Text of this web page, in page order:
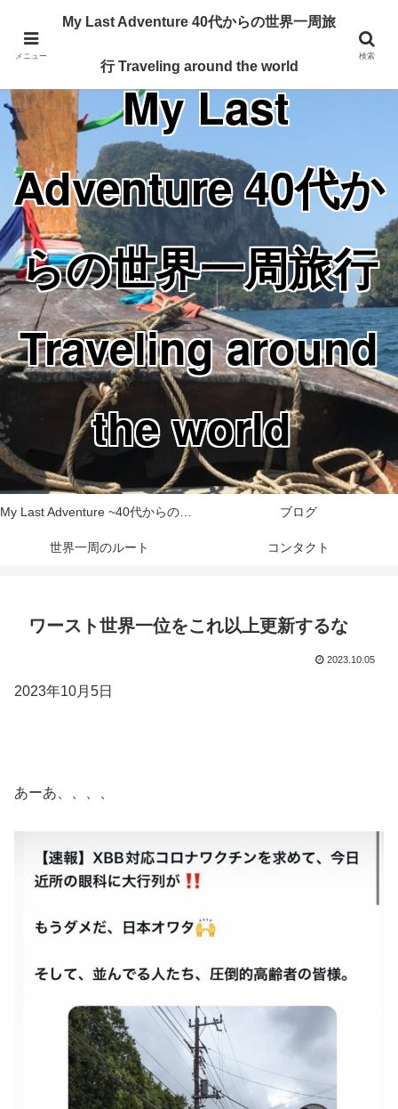
Traveling around the world from my 40's
My Last
Adventure 40代か
らの世界一周旅行
Traveling around
the world
My Last Adventure ~40代からの世界一周旅行記~ ブログ
世界一周のルート コンタクト
ワースト世界一位をこれ以上更新するな
2023.10.05
2023年10月5日
あーあ、、、、
メニュー
My Last Adventure 40代からの世界一周旅
行 Traveling around the world
検索